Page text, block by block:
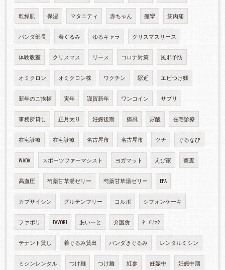
乾燥肌 保湿 マタニティ 赤ちゃん 痙攣 筋肉痛
パンダ部長 着ぐるみ ゆるキャラ クリスマスリース
体験教室 クリスマス リース コロナ対策 風邪予防
オミクロン オミクロン株 ワクチン 駅近 エビつけ麵
新年のご挨拶 寅年 謹賀新年 ワンコイン サプリ
事務所貸し 正月太り 妊娠後期 痛風 尿酸 在宅診療
在宅診療 在宅診療 名古屋市 名古屋市 ツナ ぐるなび
WADA スポーツファーマシスト ヨガマット えび家 蕎麦
高血圧 芍薬甘草湯ゼリー 芍薬甘草湯ゼリー EPA
カプサイシン グルテンフリー コルポ シフォンケーキ
ファボリ FAVORI あいーと 介護食 ﾀｰﾒﾘｯｸ
テナント貸し 着ぐるみ貸出 パンダきぐるみ レンタルミシン
ミシンレンタル つけ麺 つけ麺 紅参 妊娠中 妊娠中期